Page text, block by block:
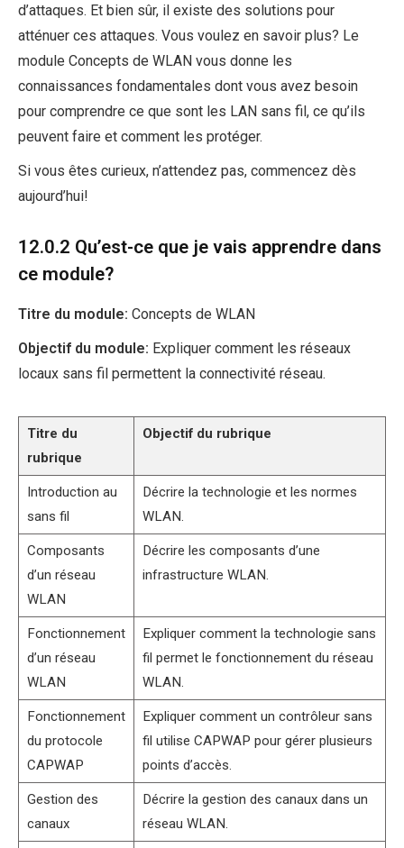
d’attaques. Et bien sûr, il existe des solutions pour
atténuer ces attaques. Vous voulez en savoir plus? Le
module Concepts de WLAN vous donne les
connaissances fondamentales dont vous avez besoin
pour comprendre ce que sont les LAN sans fil, ce qu’ils
peuvent faire et comment les protéger.
Si vous êtes curieux, n’attendez pas, commencez dès
aujourd’hui!
12.0.2 Qu’est-ce que je vais apprendre dans
ce module?
Titre du module: Concepts de WLAN
Objectif du module: Expliquer comment les réseaux
locaux sans fil permettent la connectivité réseau.
Titre du
rubrique
Objectif du rubrique
Introduction au
sans fil
Décrire la technologie et les normes
WLAN.
Composants
d’un réseau
WLAN
Décrire les composants d’une
infrastructure WLAN.
Fonctionnement
d’un réseau
WLAN
Expliquer comment la technologie sans
fil permet le fonctionnement du réseau
WLAN.
Fonctionnement
du protocole
CAPWAP
Expliquer comment un contrôleur sans
fil utilise CAPWAP pour gérer plusieurs
points d’accès.
Gestion des
canaux
Décrire la gestion des canaux dans un
réseau WLAN.